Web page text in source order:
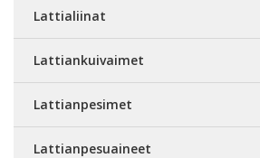
Lattialiinat
Lattiankuivaimet
Lattianpesimet
Lattianpesuaineet